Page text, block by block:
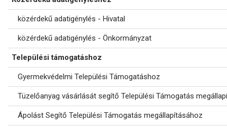
közérdekű adatigénylés - Hivatal
közérdekű adatigénylés - Önkormányzat
Települési támogatáshoz
Gyermekvédelmi Települési Támogatáshoz
Tüzelőanyag vásárlását segítő Települési Támogatás
Ápolást Segítő Települési Támogatás megállapításához